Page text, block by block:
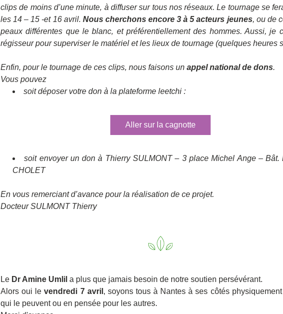
clips de moins d’une minute, à diffuser sur tous nos réseaux. Le tournage se
les 14 – 15 -et 16 avril. Nous cherchons encore 3 à 5 acteurs jeunes, ou de
peaux différentes que le blanc, et préférentiellement des hommes. Aussi, je
régisseur pour superviser le matériel et les lieux de tournage (quelques heures
Enfin, pour le tournage de ces clips, nous faisons un appel national de dons.
Vous pouvez
soit déposer votre don à la plateforme leetchi :
Aller sur la cagnotte
soit envoyer un don à Thierry SULMONT – 3 place Michel Ange – Bât.
CHOLET
En vous remerciant d’avance pour la réalisation de ce projet.
Docteur SULMONT Thierry
Le Dr Amine Umlil a plus que jamais besoin de notre soutien persévérant.
Alors oui le vendredi 7 avril , soyons tous à Nantes à ses côtés
qui le peuvent ou en pensée pour les autres.